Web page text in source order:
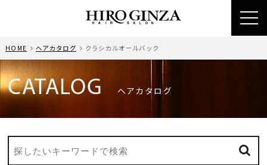
HOME ヘアカタログ クラシカルオールバック
CATALOG ヘアカタログ